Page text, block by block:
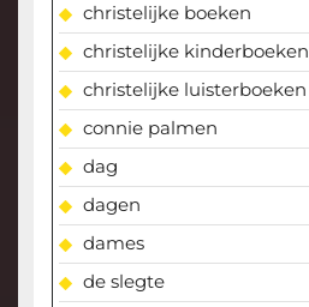
christelijke boeken
christelijke kinderboeken
christelijke luisterboeken
connie palmen
dag
dagen
dames
de slegte